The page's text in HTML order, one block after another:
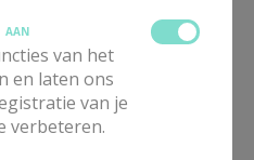
AAN
van het
en laten ons
van je
verbeteren.